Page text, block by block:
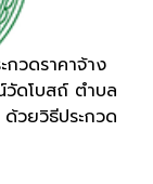
กวดราคาจ้าง
วัดโบสถ์ ตำบล
วยวิธีประกวด